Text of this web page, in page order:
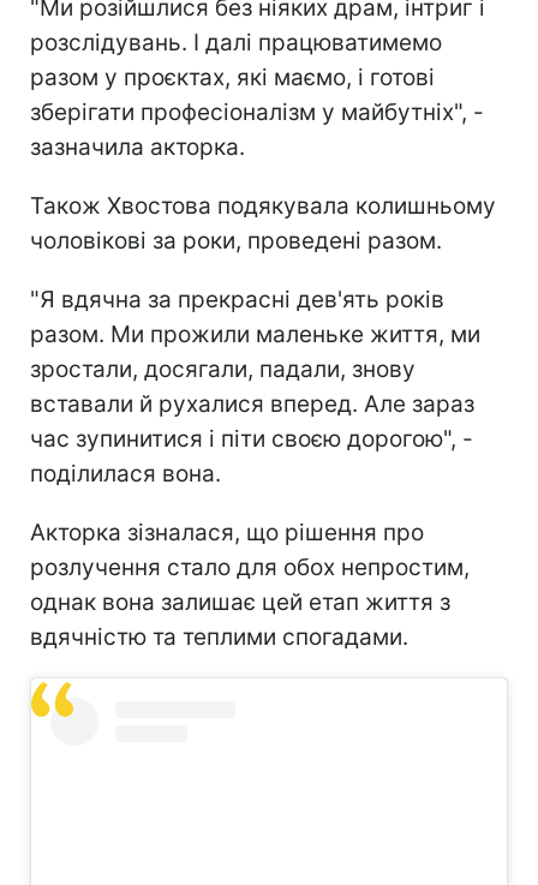
"Ми розійшлися без ніяких драм, інтриг і
розслідувань. І далі працюватимемо
разом у проєктах, які маємо, і готові
зберігати професіоналізм у майбутніх", -
зазначила акторка.
Також Хвостова подякувала колишньому
чоловікові за роки, проведені разом.
"Я вдячна за прекрасні дев'ять років
разом. Ми прожили маленьке життя, ми
зростали, досягали, падали, знову
вставали й рухалися вперед. Але зараз
час зупинитися і піти своєю дорогою", -
поділилася вона.
Акторка зізналася, що рішення про
розлучення стало для обох непростим,
однак вона залишає цей етап життя з
вдячністю та теплими спогадами.